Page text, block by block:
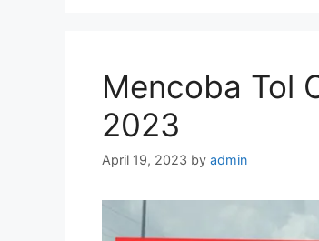
Mencoba Tol
2023
April 19, 2023 by admin